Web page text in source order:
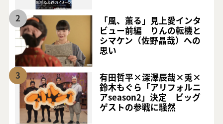
2
「風、薫る」見上愛インタ
ビュー前編 りんの転機と
シマケン（佐野晶哉）への
思い
3
有田哲平×深澤辰哉×兎×
鈴木もぐら「アリフォルニ
アseason2」決定 ビッグ
ゲストの参戦に騒然